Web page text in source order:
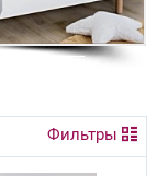
Фильтры